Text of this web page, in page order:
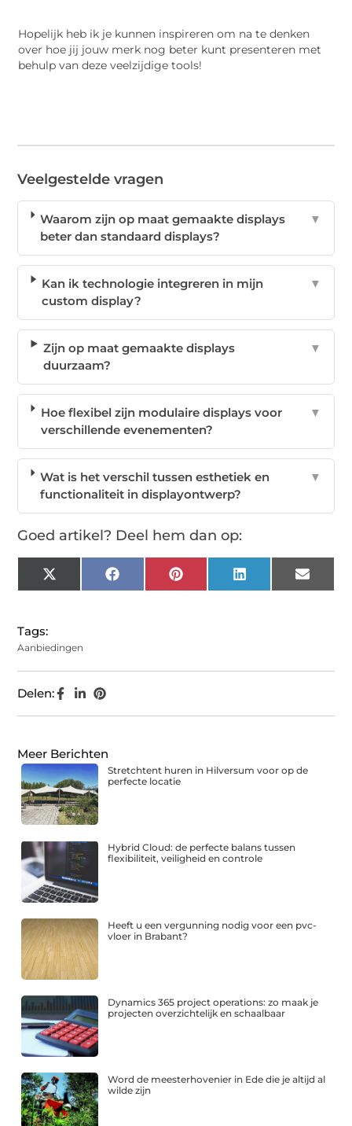
Hopelijk heb ik je kunnen inspireren om na te denken
over hoe jij jouw merk nog beter kunt presenteren met
behulp van deze veelzijdige tools!
Veelgestelde vragen
Waarom zijn op maat gemaakte displays
beter dan standaard displays?
▼
Kan ik technologie integreren in mijn
custom display?
▼
Zijn op maat gemaakte displays
duurzaam?
▼
Hoe flexibel zijn modulaire displays voor
verschillende evenementen?
▼
Wat is het verschil tussen esthetiek en
functionaliteit in displayontwerp?
▼
Goed artikel? Deel hem dan op:
X
(Twitter)
Facebook Pinterest LinkedIn Email
Tags:
Aanbiedingen
Delen:
Meer Berichten
Stretchtent huren in Hilversum voor op de
perfecte locatie
Hybrid Cloud: de perfecte balans tussen
flexibiliteit, veiligheid en controle
Heeft u een vergunning nodig voor een pvc-
vloer in Brabant?
Dynamics 365 project operations: zo maak je
projecten overzichtelijk en schaalbaar
Word de meesterhovenier in Ede die je altijd al
wilde zijn